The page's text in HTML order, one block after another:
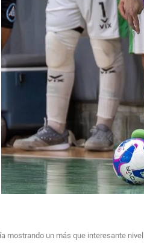
un más que interesante